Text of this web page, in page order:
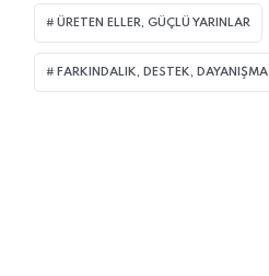
ÜRETEN ELLER, GÜÇLÜ YARINLAR
FARKINDALIK, DESTEK, DAYANIŞMA